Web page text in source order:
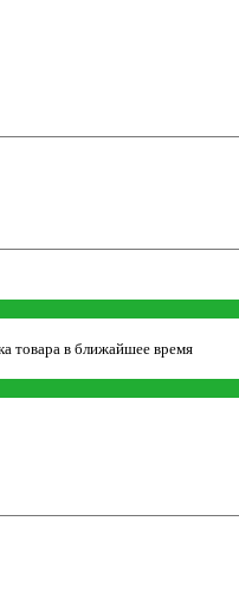
товара в ближайшее время